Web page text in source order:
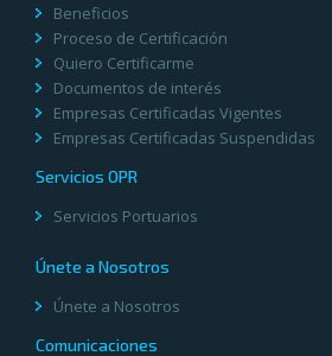
Beneficios
Proceso de Certificación
Quiero Certificarme
Documentos de interés
Empresas Certificadas Vigentes
Empresas Certificadas Suspendidas
Servicios OPR
Servicios Portuarios
Únete a Nosotros
Únete a Nosotros
Comunicaciones